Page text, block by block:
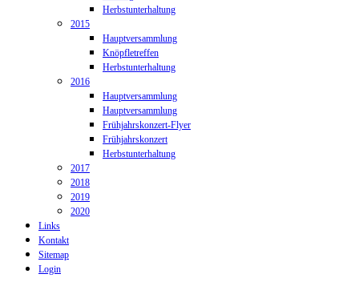
Herbstunterhaltung
2015
Hauptversammlung
Knöpfletreffen
Herbstunterhaltung
2016
Hauptversammlung
Hauptversammlung
Frühjahrskonzert-Flyer
Frühjahrskonzert
Herbstunterhaltung
2017
2018
2019
2020
Links
Kontakt
Sitemap
Login